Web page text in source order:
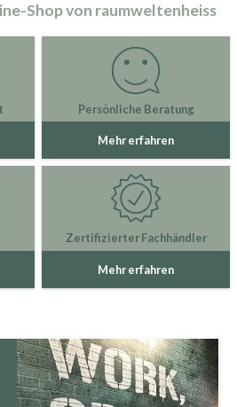
Shop von raumweltenheiss
Persönliche Beratung
Mehr erfahren
Zertifizierter Fachhändler
Mehr erfahren